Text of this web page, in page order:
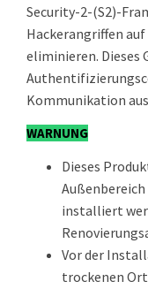
Security-2-(S2)-
Hackerangriffen
eliminieren. Dieses
Kommunikation
WARNUNG
Dieses
installiert
Vor der
trockenen